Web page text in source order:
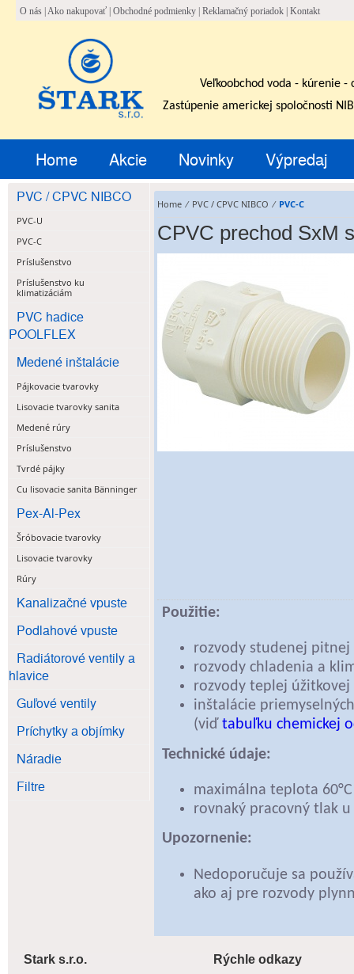
O nás Ako nakupovať Obchodné podmienky Reklamačný poriadok Kontakt
Veľkoobchod voda - kúrenie -
Zastúpenie americkej spoločnosti
Home Akcie Novinky Výpredaj
PVC / CPVC NIBCO
PVC-U
PVC-C
Príslušenstvo
Príslušenstvo ku
klimatizáciám
PVC hadice
POOLFLEX
Medené inštalácie
Pájkovacie tvarovky
Lisovacie tvarovky sanita
Medené rúry
Príslušenstvo
Tvrdé pájky
Cu lisovacie sanita Bänninger
Pex-Al-Pex
Šróbovacie tvarovky
Lisovacie tvarovky
Rúry
Kanalizačné vpuste
Podlahové vpuste
Radiátorové ventily a
hlavice
Guľové ventily
Príchytky a objímky
Náradie
Filtre
Home ⁄ PVC / CPVC NIBCO ⁄ PVC-C
CPVC prechod SxM
Použitie:
rozvody studenej pitnej
rozvody chladenia a
rozvody teplej úžitkovej
inštalácie
(viď tabuľku chemickej
Technické údaje:
maximálna teplota 60°C
rovnaký pracovný tlak u
Upozornenie:
Nedoporučuje sa
ako aj pre rozvody
Stark s.r.o. Rýchle odkazy